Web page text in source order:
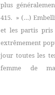
plus
415. » (…)
et les partis pris
extrêmement
jour toutes les
femme de